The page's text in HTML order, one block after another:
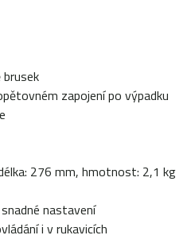
zapojení po výpadku
276 mm, hmotnost: 2,1 kg
nastavení
i v rukavicích